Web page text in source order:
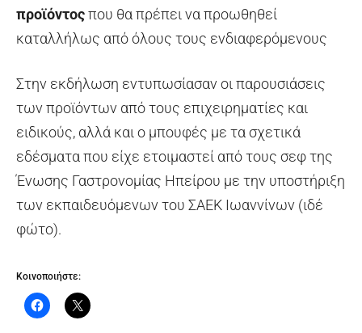
προϊόντοςπου θα πρέπει να προωθηθεί
καταλλήλως από όλους τους ενδιαφερόμενους
Στην εκδήλωση εντυπωσίασαν οι παρουσιάσεις
των προϊόντων από τους επιχειρηματίες και
ειδικούς, αλλά και ο μπουφές με τα σχετικά
εδέσματα που είχε ετοιμαστεί από τους σεφ της
Ένωσης Γαστρονομίας Ηπείρου με την υποστήριξη
των εκπαιδευόμενων του ΣΑΕΚ Ιωαννίνων (ιδέ
φώτο).
Κοινοποιήστε: